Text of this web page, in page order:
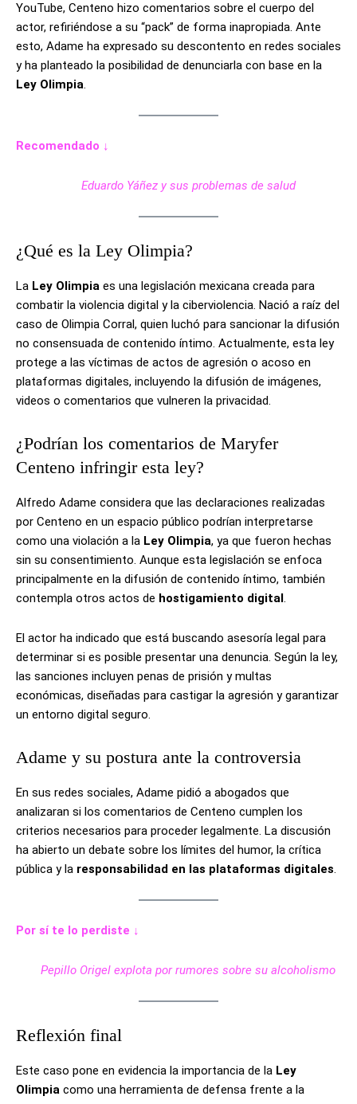
YouTube, Centeno hizo comentarios sobre el cuerpo del
actor, refiriéndose a su “pack” de forma inapropiada. Ante
esto, Adame ha expresado su descontento en redes sociales
y ha planteado la posibilidad de denunciarla con base en la
Ley Olimpia.
Recomendado ↓
Eduardo Yáñez y sus problemas de salud
¿Qué es la Ley Olimpia?
La Ley Olimpia es una legislación mexicana creada para
combatir la violencia digital y la ciberviolencia. Nació a raíz del
caso de Olimpia Corral, quien luchó para sancionar la difusión
no consensuada de contenido íntimo. Actualmente, esta ley
protege a las víctimas de actos de agresión o acoso en
plataformas digitales, incluyendo la difusión de imágenes,
videos o comentarios que vulneren la privacidad.
¿Podrían los comentarios de Maryfer
Centeno infringir esta ley?
Alfredo Adame considera que las declaraciones realizadas
por Centeno en un espacio público podrían interpretarse
como una violación a la Ley Olimpia, ya que fueron hechas
sin su consentimiento. Aunque esta legislación se enfoca
principalmente en la difusión de contenido íntimo, también
contempla otros actos de hostigamiento digital.
El actor ha indicado que está buscando asesoría legal para
determinar si es posible presentar una denuncia. Según la ley,
las sanciones incluyen penas de prisión y multas
económicas, diseñadas para castigar la agresión y garantizar
un entorno digital seguro.
Adame y su postura ante la controversia
En sus redes sociales, Adame pidió a abogados que
analizaran si los comentarios de Centeno cumplen los
criterios necesarios para proceder legalmente. La discusión
ha abierto un debate sobre los límites del humor, la crítica
pública y la responsabilidad en las plataformas digitales.
Por sí te lo perdiste ↓
Pepillo Origel explota por rumores sobre su alcoholismo
Reflexión final
Este caso pone en evidencia la importancia de la Ley
Olimpia como una herramienta de defensa frente a la